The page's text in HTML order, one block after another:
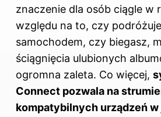
znaczenie dla osób ciągle w
względu na to, czy
samochodem, czy biegasz,
ściągnięcia ulubionych
ogromna zaleta. Co więcej,
Connect pozwala na
kompatybilnych urządzeń w